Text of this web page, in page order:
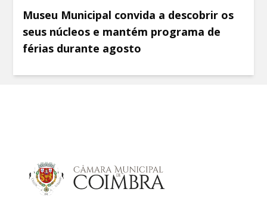
Museu Municipal convida a descobrir os
seus núcleos e mantém programa de
férias durante agosto